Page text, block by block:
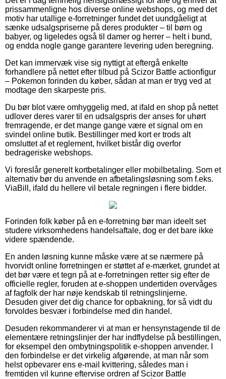
prissammenligne hos diverse online webshops, og med det
motiv har utallige e-forretninger fundet det uundgåeligt at
sænke udsalgspriserne på deres produkter – til børn og
babyer, og ligeledes også til damer og herrer – helt i bund,
og endda nogle gange garantere levering uden beregning.
Det kan immervæk vise sig nyttigt at eftergå enkelte
forhandlere på nettet efter tilbud på Scizor Battle actionfigur
– Pokemon forinden du køber, sådan at man er tryg ved at
modtage den skarpeste pris.
Du bør blot være omhyggelig med, at ifald en shop på nettet
udlover deres varer til en udsalgspris der anses for uhørt
fremragende, er det mange gange være et signal om en
svindel online butik. Bestillinger med kort er trods alt
omsluttet af et reglement, hvilket bistår dig overfor
bedrageriske webshops.
Vi foreslår generelt kortbetalinger eller mobilbetaling. Som et
alternativ bør du anvende en afbetalingsløsning som f.eks.
ViaBill, ifald du hellere vil betale regningen i flere bidder.
Forinden folk køber på en e-forretning bør man ideelt set
studere virksomhedens handelsaftale, dog er det bare ikke
videre spændende.
En anden løsning kunne måske være at se nærmere på
hvorvidt online forretningen er støttet af e-mærket, grundet at
det bør være et tegn på at e-forretningen retter sig efter de
officielle regler, foruden at e-shoppen undertiden overvåges
af fagfolk der har nøje kendskab til retningslinjerne.
Desuden giver det dig chance for opbakning, for så vidt du
forvoldes besvær i forbindelse med din handel.
Desuden rekommanderer vi at man er hensynstagende til de
elementære retningslinjer der har indflydelse på bestillingen,
for eksempel den ombytningspolitik e-shoppen anvender. I
den forbindelse er det virkelig afgørende, at man når som
helst opbevarer ens e-mail kvittering, således man i
fremtiden vil kunne eftervise ordren af Scizor Battle